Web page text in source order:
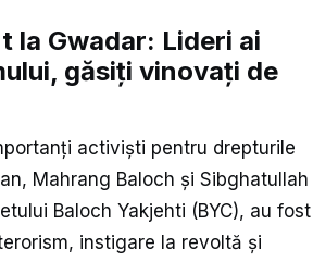
la Gwadar: Lideri ai
găsiți vinovați de
activiști pentru drepturile
Mahrang Baloch și Sibghatullah
Baloch Yakjehti (BYC), au fost
instigare la revoltă și